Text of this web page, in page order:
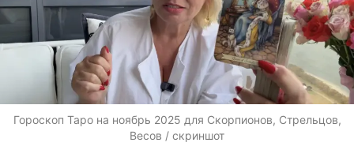
Гороскоп Таро на ноябрь 2025 для Скорпионов, Стрельцов,
Весов / скриншот